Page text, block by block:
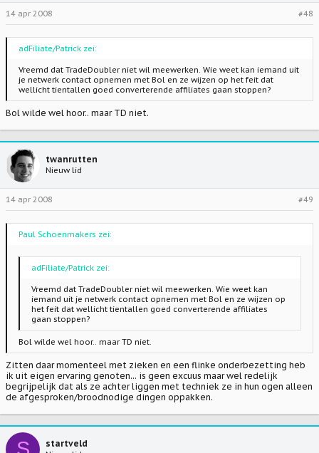
14 apr 2008 #48
adFiliate/Patrick zei:
Vreemd dat TradeDoubler niet wil meewerken. Wie weet kan iemand uit
je netwerk contact opnemen met Bol en ze wijzen op het feit dat
wellicht tientallen goed converterende affiliates gaan stoppen?
Bol wilde wel hoor.. maar TD niet.
twanrutten
Nieuw lid
14 apr 2008 #49
Paul Schoenmakers zei:
adFiliate/Patrick zei:
Vreemd dat TradeDoubler niet wil meewerken. Wie weet kan
iemand uit je netwerk contact opnemen met Bol en ze wijzen op
het feit dat wellicht tientallen goed converterende affiliates
gaan stoppen?
Bol wilde wel hoor.. maar TD niet.
Zitten daar momenteel met zieken en een flinke onderbezetting heb
ik uit eigen ervaring genoten... is geen excuus maar wel redelijk
begrijpelijk dat als ze achter liggen met techniek ze in hun ogen alleen
de afgesproken/broodnodige dingen oppakken.
startveld